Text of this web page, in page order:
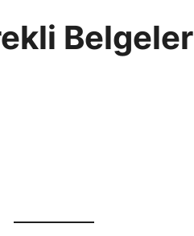
Belgeler